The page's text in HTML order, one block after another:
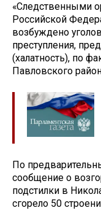
«Следственными
Российской
возбуждено
преступления,
(халатность), по
Павловского
По
сообщение о
подстилки в
сгорело 50